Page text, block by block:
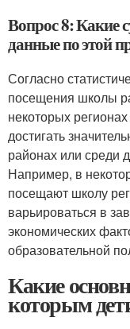
Вопрос 8: Какие
данные по этой
Согласно
посещения школы
некоторых
достигать
районах или среди
Например, в
посещают школу
варьироваться в
экономических
образовательной
Какие
которым